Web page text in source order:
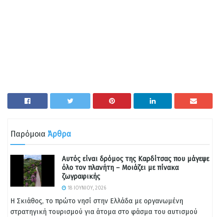
Παρόμοια Άρθρα
Αυτός είναι δρόμος της Καρδίτσας που μάγεψε
όλο τον πλανήτη – Μοιάζει με πίνακα
ζωγραφικής
18 ΙΟΥΝΊΟΥ, 2026
Η Σκιάθος, το πρώτο νησί στην Ελλάδα με οργανωμένη
στρατηγική τουρισμού για άτομα στο φάσμα του αυτισμού